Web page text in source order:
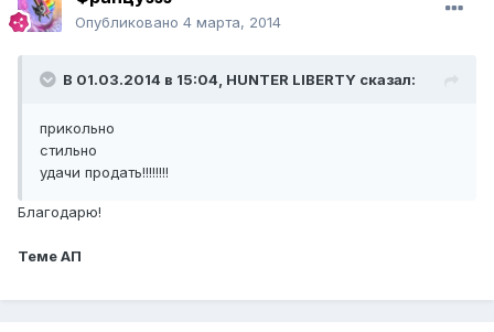
Опубликовано 4 марта, 2014
В 01.03.2014 в 15:04, HUNTER LIBERTY сказал:
прикольно
стильно
удачи продать!!!!!!!!
Благодарю!
Теме АП